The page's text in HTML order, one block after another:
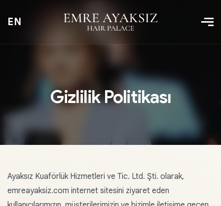
EN
Gizlilik Politikası
Ayaksız Kuaförlük Hizmetleri ve Tic. Ltd. Şti. olarak,
emreayaksiz.com internet sitesini ziyaret eden